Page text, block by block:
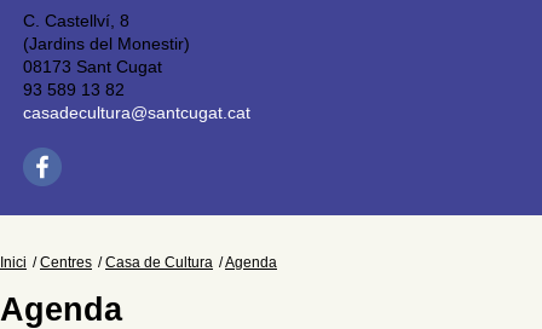
C. Castellví, 8
(Jardins del Monestir)
08173 Sant Cugat
93 589 13 82
casadecultura@santcugat.cat
Inici Centres Casa de Cultura Agenda
Agenda